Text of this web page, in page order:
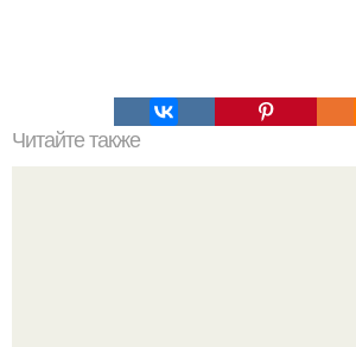
Читайте также